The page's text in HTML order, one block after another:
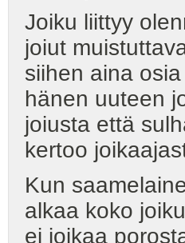
Joiku liittyy
joiut
siihen aina
hänen uuteen
joiusta että
kertoo
Kun
alkaa koko
ei joikaa